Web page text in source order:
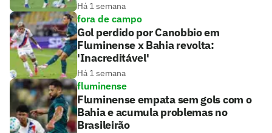
Há 1 semana
fora de campo
Gol perdido por Canobbio em
Fluminense x Bahia revolta:
'Inacreditável'
Há 1 semana
fluminense
Fluminense empata sem gols com o
Bahia e acumula problemas no
Brasileirão